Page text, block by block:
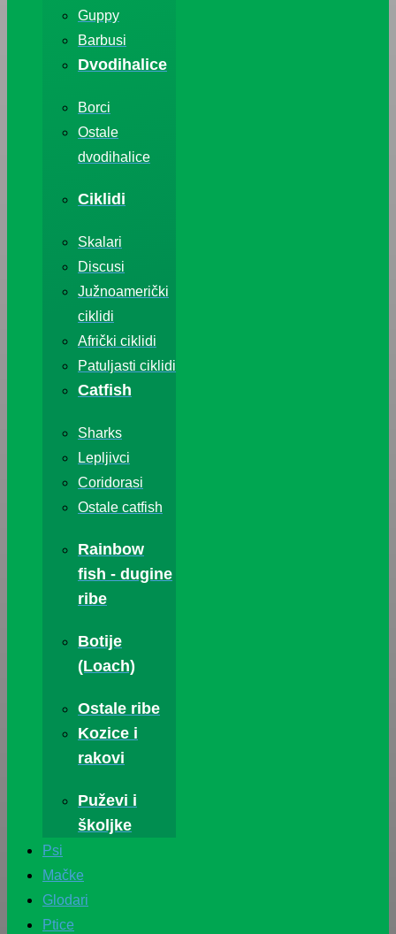
Guppy
Barbusi
Dvodihalice
Borci
Ostale
dvodihalice
Ciklidi
Skalari
Discusi
Južnoamerički
ciklidi
Afrički ciklidi
Patuljasti ciklidi
Catfish
Sharks
Lepljivci
Coridorasi
Ostale catfish
Rainbow
fish - dugine
ribe
Botije
(Loach)
Ostale ribe
Kozice i
rakovi
Puževi i
školjke
Psi
Mačke
Glodari
Ptice